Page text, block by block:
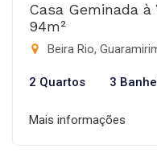
Casa Geminada
94m²
Beira Rio,
2 Quartos 3
Mais informações